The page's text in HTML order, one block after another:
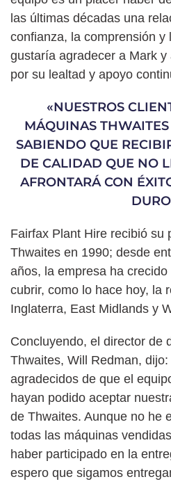
las últimas décadas una
confianza, la comprensión y
gustaría agradecer a Mark
por su lealtad y apoyo
«NUESTROS
MÁQUINAS
SABIENDO QUE
DE CALIDAD QUE NO
AFRONTARÁ CON
Fairfax Plant Hire recibió su
Thwaites en 1990; desde
años, la empresa ha
cubrir, como lo hace hoy, la
Inglaterra, East Midlands y
Concluyendo, el director de
Thwaites, Will Redman, dijo:
agradecidos de que el
hayan podido aceptar
de Thwaites. Aunque no he
todas las máquinas
haber participado en la
espero que sigamos